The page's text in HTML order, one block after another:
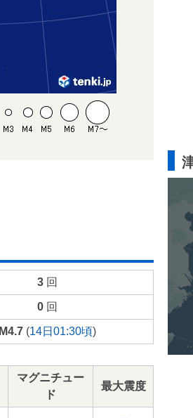
3回
0回
M4.7(14日01:30頃)
マグニチュー
ド
最大震度